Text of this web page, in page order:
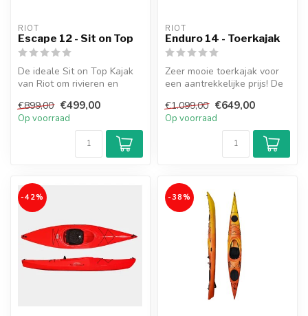
RIOT
Escape 12 - Sit on Top
De ideale Sit on Top Kajak
van Riot om rivieren en
Uit...
€899,00 €499,00
Op voorraad
RIOT
Enduro 14 - Toerkajak
Zeer mooie toerkajak voor
een aantrekkelijke prijs! De
€1.099,00 €649,00
Op voorraad
-42% -38%